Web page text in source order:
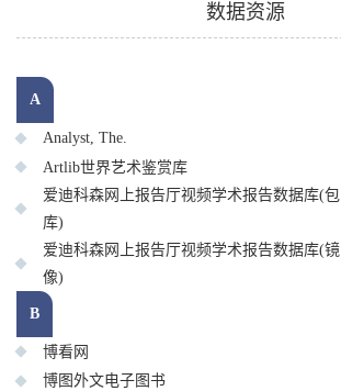
数据资源
A
Analyst, The.
Artlib世界艺术鉴赏库
爱迪科森网上报告厅视频学术报告数据库(包
库)
爱迪科森网上报告厅视频学术报告数据库(镜
像)
B
博看网
博图外文电子图书